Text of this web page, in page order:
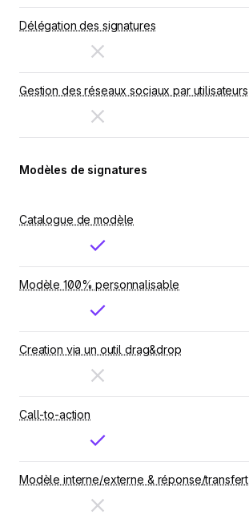
Délégation des signatures
Gestion des réseaux sociaux par utilisateurs
Modèles de signatures
Catalogue de modèle
Modèle 100% personnalisable
Creation via un outil drag&drop
Call-to-action
Modèle interne/externe & réponse/transfert